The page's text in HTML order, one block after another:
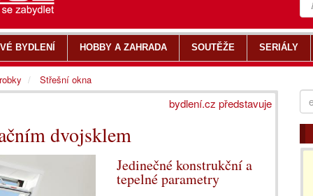
bydlení.cz představuje
dvojsklem
Jedinečné konstrukční a
tepelné parametry
BYDLENÍ HOBBY A ZAHRADA SOUTĚŽE SERIÁLY
Střešní okna